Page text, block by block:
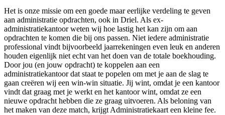
Het is onze missie om een goede maar eerlijke verdeling te geven
aan administratie opdrachten, ook in Driel. Als ex-
administratiekantoor weten wij hoe lastig het kan zijn om aan
opdrachten te komen die bij ons passen. Niet iedere administratie
professional vindt bijvoorbeeld jaarrekeningen even leuk en anderen
houden eigenlijk niet echt van het doen van de totale boekhouding.
Door jou (en jouw opdracht) te koppelen aan een
administratiekantoor dat staat te popelen om met je aan de slag te
gaan creëren wij een win-win situatie. Jij wint, omdat je een kantoor
vindt dat graag met je werkt en het kantoor wint, omdat ze een
nieuwe opdracht hebben die ze graag uitvoeren. Als beloning van
het maken van deze match, krijgt Administratiekaart een kleine fee.